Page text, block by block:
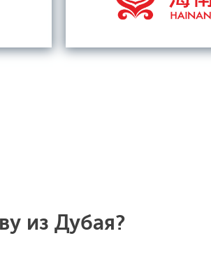
из Дубая?